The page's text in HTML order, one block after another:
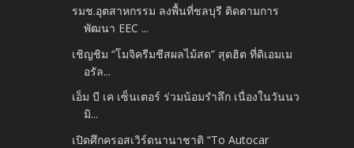
รมช.อุตสาหกรรม ลงพื้นที่ชลบุรี ติดตามการ
พัฒนา EEC ...
เชิญชิม “โมจิครีมชีสผลไม้สด” สุดฮิต ที่ดิเอมเม
อรัล...
เอ็ม บี เค เซ็นเตอร์ ร่วมน้อมรำลึก เนื่องในวันนว
มิ...
เปิดศึกครอสเวิร์ดนานาชาติ “To Autocar